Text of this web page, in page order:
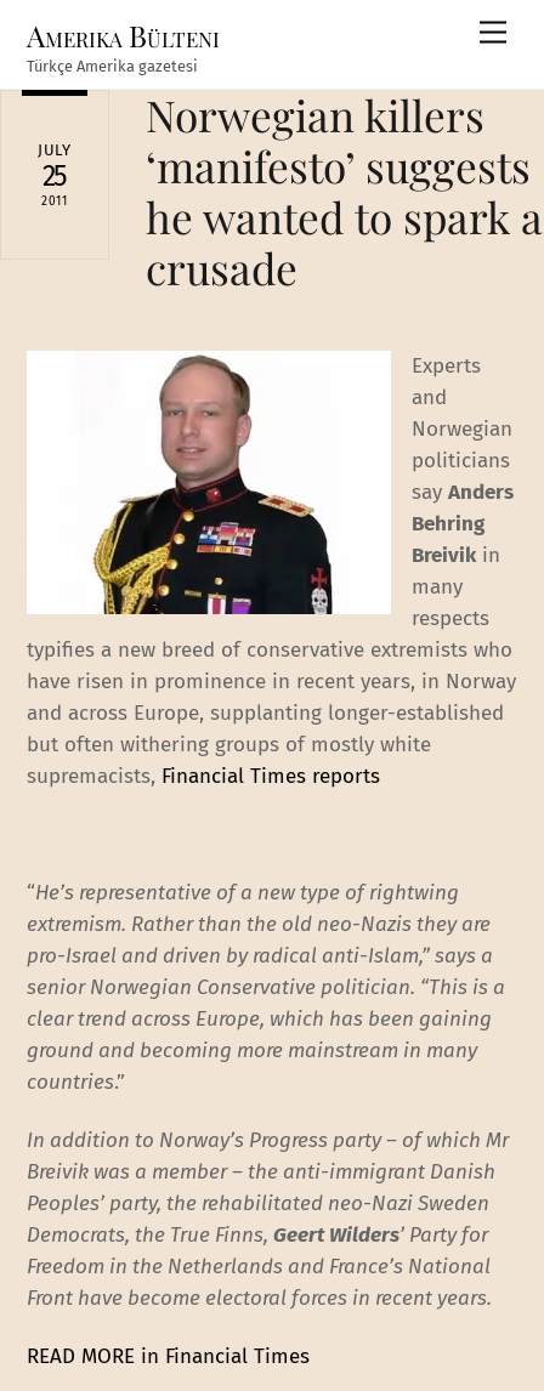
content
Amerika Bülteni
Türkçe Amerika gazetesi
JULY
25
2011
Norwegian killers
‘manifesto’ suggests
he wanted to spark a
crusade
Experts
and
Norwegian
politicians
sayAnders
Behring
Breivikin
many
respects
typifies a new breed of conservative extremists who
have risen in prominence in recent years, in Norway
and across Europe, supplanting longer-established
but often withering groups of mostly white
supremacists, Financial Times reports
“He’s representative of a new type of rightwing
extremism. Rather than the old neo-Nazis they are
pro-Israel and driven by radical anti-Islam,” says a
senior Norwegian Conservative politician. “This is a
clear trend across Europe, which has been gaining
ground and becoming more mainstream in many
countries.”
In addition to Norway’s Progress party – of which Mr
Breivik was a member – the anti-immigrant Danish
Peoples’ party, the rehabilitated neo-Nazi Sweden
Democrats, the True Finns,Geert Wilders’ Party for
Freedom in the Netherlands and France’s National
Front have become electoral forces in recent years.
READ MORE in Financial Times